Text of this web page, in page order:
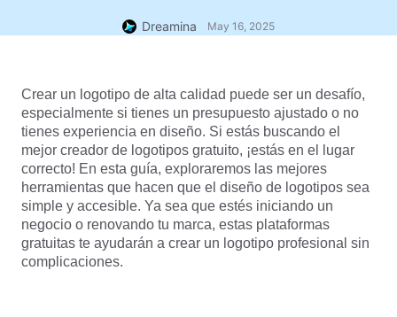
Dreamina May 16, 2025
Crear un logotipo de alta calidad puede ser un desafío,
especialmente si tienes un presupuesto ajustado o no
tienes experiencia en diseño. Si estás buscando el
mejor creador de logotipos gratuito, ¡estás en el lugar
correcto! En esta guía, exploraremos las mejores
herramientas que hacen que el diseño de logotipos sea
simple y accesible. Ya sea que estés iniciando un
negocio o renovando tu marca, estas plataformas
gratuitas te ayudarán a crear un logotipo profesional sin
complicaciones.